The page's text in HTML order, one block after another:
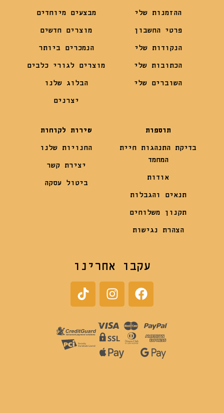
ההזמנות שלי
פרטי החשבון
הנקודות שלי
הכתובות שלי
השוברים שלי
מבצעים מיוחדים
מוצרים חדשים
הנמכרים ביותר
מוצרים לגורי כלבים
הבלוג שלנו
יצרנים
תוספות
בדיקת התנהגות חיית
המחמד
אודות
תנאים והגבלות
תקנון משלוחים
הצהרת נגישות
שירות לקוחות
החנויות שלנו
יצירת קשר
ביטול עסקה
עקבו אחרינו